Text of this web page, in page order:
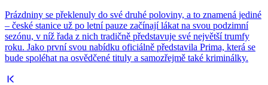
Prázdniny se překlenuly do své druhé poloviny, a to znamená jediné
– české stanice už po letní pauze začínají lákat na svou podzimní
sezónu, v níž řada z nich tradičně představuje své největší trumfy
roku. Jako první svou nabídku oficiálně představila Prima, která se
bude spoléhat na osvědčené tituly a samozřejmě také kriminálky.